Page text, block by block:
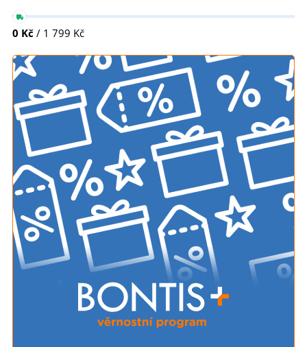
0 Kč / 1 799 Kč